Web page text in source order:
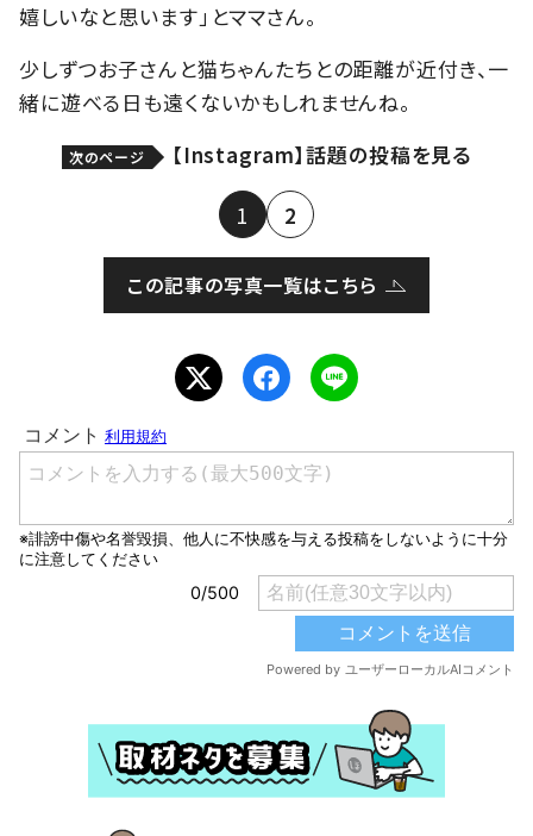
嬉しいなと思います」とママさん。
少しずつお子さんと猫ちゃんたちとの距離が近付き、一
緒に遊べる日も遠くないかもしれませんね。
次のページ 【Instagram】話題の投稿を見る
1 2
この記事の写真一覧はこちら